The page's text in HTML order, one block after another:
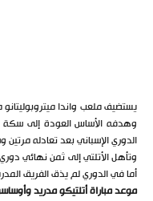
يستضيف ملعب واندا
وهدفه الأساس العودة إلى سكة
الدوري الإسباني بعد تعادله
وتأهل الأتلتي إلى ثمن نهائي
أما في الدوري لم يذق الفريق
موعد مباراة أتلتيكو مدريد